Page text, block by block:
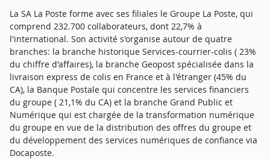
La SA La Poste forme avec ses filiales le Groupe La Poste, qui
comprend 232.700 collaborateurs, dont 22,7% à
l'international. Son activité s'organise autour de quatre
branches: la branche historique Services-courrier-colis ( 23%
du chiffre d'affaires), la branche Geopost spécialisée dans la
livraison express de colis en France et à l'étranger (45% du
CA), la Banque Postale qui concentre les services financiers
du groupe ( 21,1% du CA) et la branche Grand Public et
Numérique qui est chargée de la transformation numérique
du groupe en vue de la distribution des offres du groupe et
du développement des services numériques de confiance via
Docaposte.